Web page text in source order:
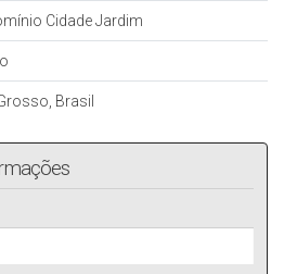
Cidade Jardim
Brasil